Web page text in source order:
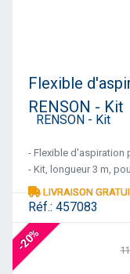
Réf.: 457083
Flexible
RENSON - Kit
- Flexible d'aspiration
- Kit, longueur 3 m,
LIVRAISON
-20%